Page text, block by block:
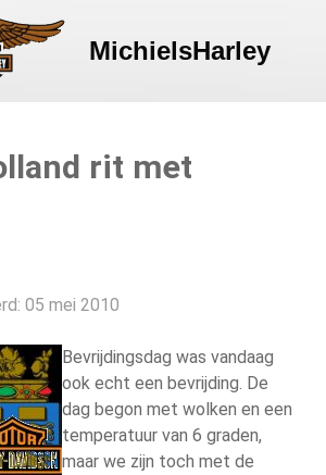
MichielsHarley
rit met
05 mei 2010
Bevrijdingsdag was vandaag
ook echt een bevrijding. De
dag begon met wolken en een
temperatuur van 6 graden,
maar we zijn toch met de